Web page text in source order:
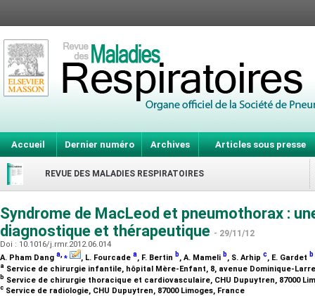
Accueil Dernier numéro Archives Articles sous presse
REVUE DES MALADIES RESPIRATOIRES
Syndrome de MacLeod et pneumothorax :
diagnostique et thérapeutique - 29/11/12
Doi : 10.1016/j.rmr.2012.06.014
A. Pham Dang a,⁎ , L. Fourcade a, F. Bertin b, A. Mameli b, S. Arhip c, E. Gardet b
a Service de chirurgie infantile, hôpital Mère-Enfant, 8, avenue Dominique-
b Service de chirurgie thoracique et cardiovasculaire, CHU Dupuytren, 87000
c Service de radiologie, CHU Dupuytren, 87000 Limoges, France